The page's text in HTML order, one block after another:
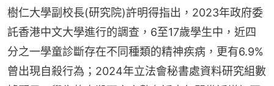
樹仁大學副校長(研究院)許明得指出，2023年政府委
託香港中文大學進行的調查，6至17歲學生中，近四
分之一學童診斷存在不同種類的精神疾病，更有6.9%
曾出現自殺行為；2024年立法會秘書處資料研究組數